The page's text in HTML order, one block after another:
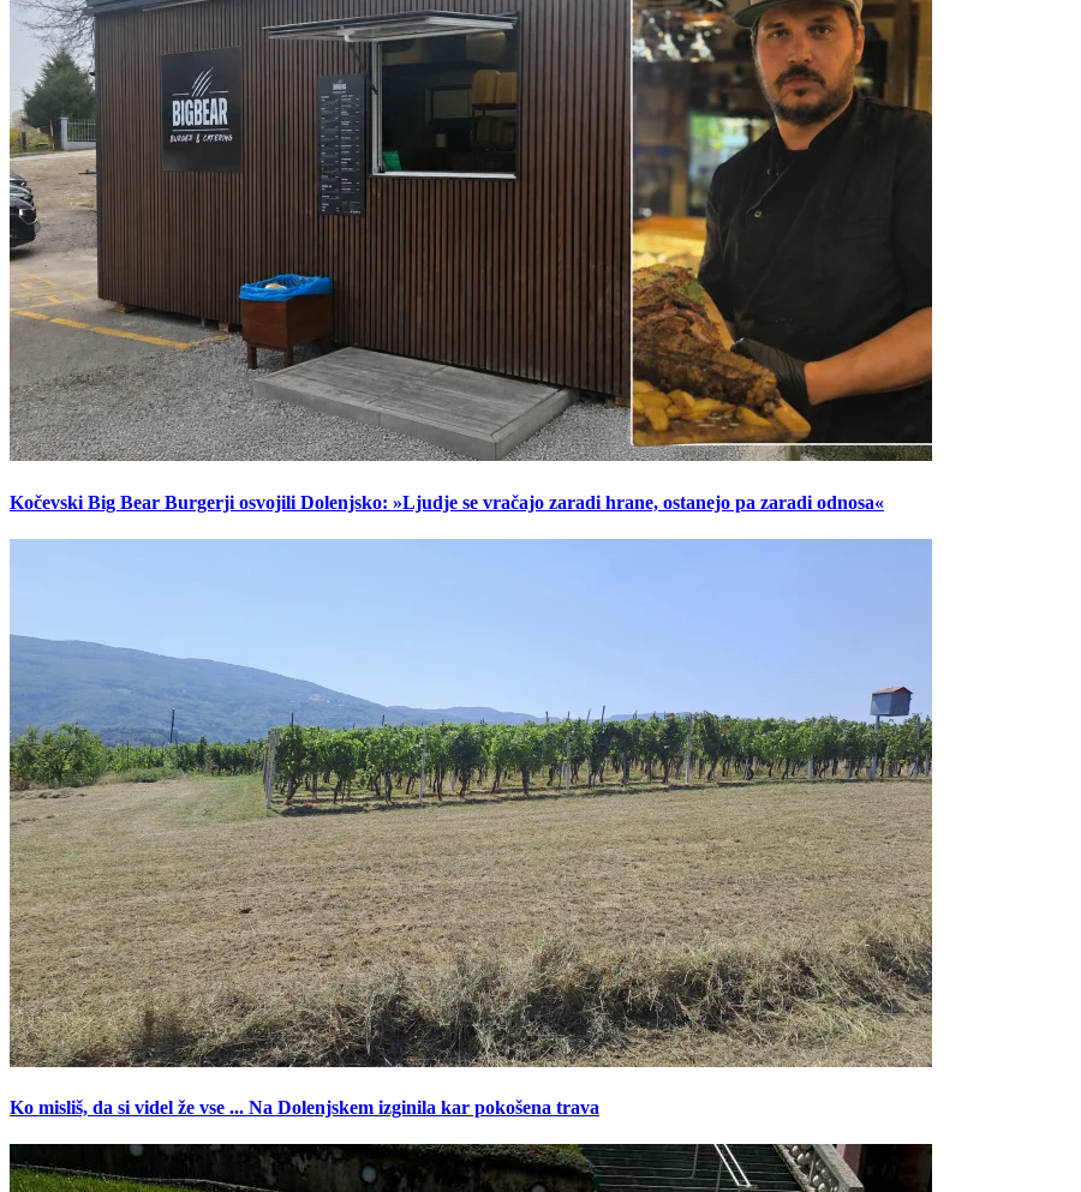
Kočevski Big Bear Burgerji osvojili Dolenjsko: »Ljudje se vračajo zaradi hrane, ostanejo pa zaradi odnosa«
Ko misliš, da si videl že vse ... Na Dolenjskem izginila kar pokošena trava